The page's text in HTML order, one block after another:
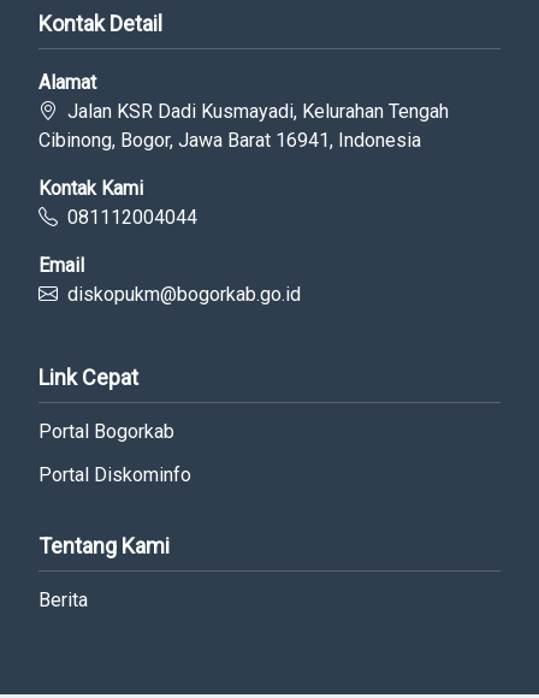
Kontak Detail
Alamat
Jalan KSR Dadi Kusmayadi, Kelurahan Tengah
Cibinong, Bogor, Jawa Barat 16941, Indonesia
Kontak Kami
081112004044
Email
diskopukm@bogorkab.go.id
Link Cepat
Portal Bogorkab
Portal Diskominfo
Tentang Kami
Berita